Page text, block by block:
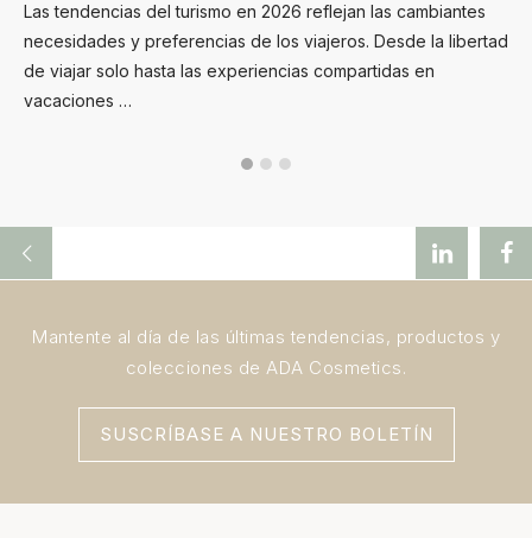
Las tendencias del turismo en 2026 reflejan las cambiantes
necesidades y preferencias de los viajeros. Desde la libertad
de viajar solo hasta las experiencias compartidas en
vacaciones …
Mantente al día de las últimas tendencias, productos y
colecciones de ADA Cosmetics.
SUSCRÍBASE A NUESTRO BOLETÍN